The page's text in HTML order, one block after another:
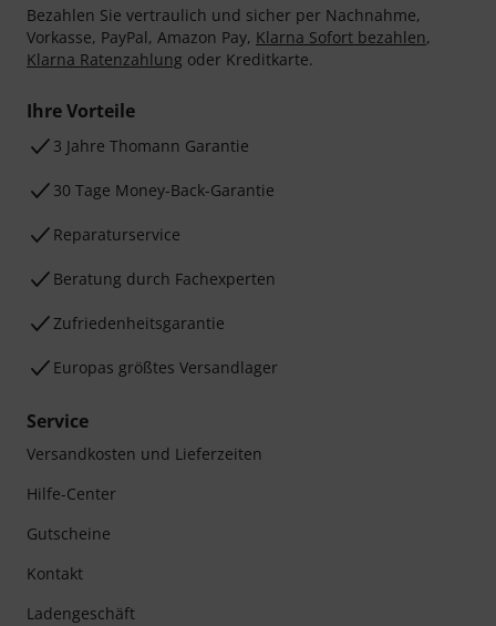
Bezahlen Sie vertraulich und sicher per Nachnahme,
Vorkasse, PayPal, Amazon Pay, Klarna Sofort bezahlen,
Klarna Ratenzahlung oder Kreditkarte.
Ihre Vorteile
3 Jahre Thomann Garantie
30 Tage Money-Back-Garantie
Reparaturservice
Beratung durch Fachexperten
Zufriedenheitsgarantie
Europas größtes Versandlager
Service
Versandkosten und Lieferzeiten
Hilfe-Center
Gutscheine
Kontakt
Ladengeschäft